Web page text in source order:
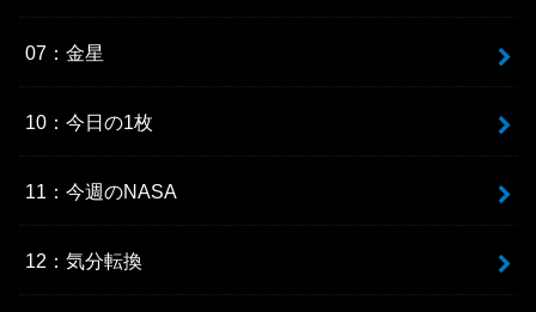
07：金星
10：今日の1枚
11：今週のNASA
12：気分転換